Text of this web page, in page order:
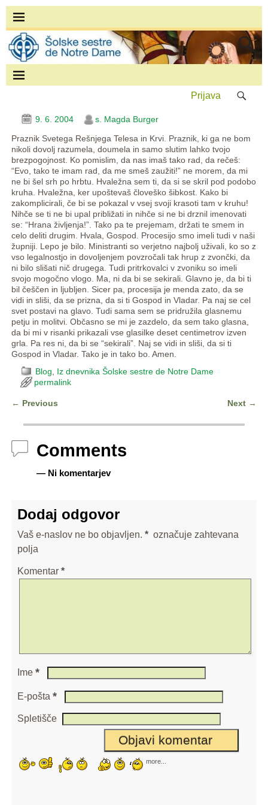
Prijava
9. 6. 2004
s. Magda Burger
Praznik Svetega Rešnjega Telesa in Krvi. Praznik, ki ga ne bom
nikoli dovolj razumela, doumela in samo slutim lahko tvojo
brezpogojnost. Ko pomislim, da nas imaš tako rad, da rečeš:
“Evo, tako te imam rad, da me smeš zaužiti!” ne morem, da mi
ne bi šel srh po hrbtu. Hvaležna sem ti, da si se skril pod podobo
kruha. Hvaležna, ker upoštevaš človeško šibkost. Kako bi
zakomplicirali, če bi se pokazal v vsej svoji krasoti tam v kruhu!
Nihče se ti ne bi upal približati in nihče si ne bi drznil imenovati
se: “Hrana življenja!”. Tako pa te prejemam, držati te smem in
celo deliti drugim. Hvala, Gospod. Procesijo smo imeli tudi v naši
župniji. Lepo je bilo. Ministranti so verjetno najbolj uživali, ko so z
vso legalnostjo in dovoljenjem povzročali tak hrup z zvončki, da
ni bilo slišati nič drugega. Tudi pritrkovalci v zvoniku so imeli
svojo mogočno vlogo. Ma, ni da bi se sekirali. Glavno je, da bi ti
bil češčen in ljubljen. Sicer pa, procesija je menda zato, da se
vidi in sliši, da se prizna, da si ti Gospod in Vladar. Pa naj se cel
svet postavi na glavo. Tudi sama sem se pridružila glasnemu
petju in molitvi. Občasno se mi je zazdelo, da sem tako glasna,
da bi mi v risanki prikazali vse glasilke deset centimetrov izven
grla. Pa res ni, da bi se “sekirali”. Naj se vidi in sliši, da si ti
Gospod in Vladar. Tako je in tako bo. Amen.
Blog
Iz dnevnika Šolske sestre de Notre Dame
permalink
← Previous Next →
Comments
— Ni komentarjev
Dodaj odgovor
Vaš e-naslov ne bo objavljen. * označuje zahtevana
polja
Komentar *
Ime *
E-pošta *
Spletišče
more...